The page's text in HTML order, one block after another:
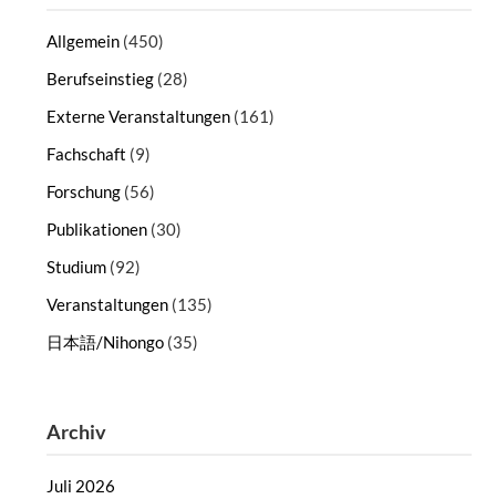
Allgemein (450)
Berufseinstieg (28)
Externe Veranstaltungen (161)
Fachschaft (9)
Forschung (56)
Publikationen (30)
Studium (92)
Veranstaltungen (135)
日本語/Nihongo (35)
Archiv
Juli 2026